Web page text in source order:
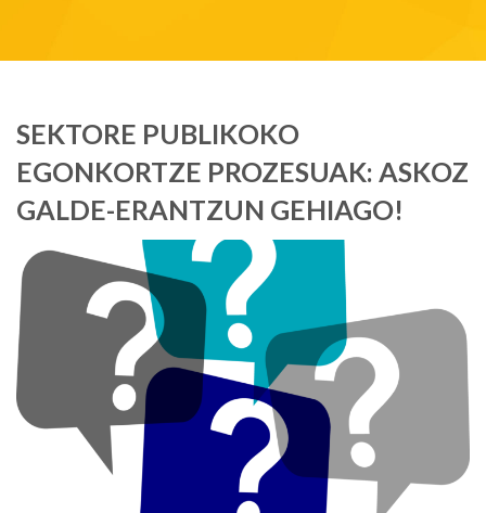
SEKTORE PUBLIKOKO
EGONKORTZE PROZESUAK: ASKOZ
GALDE-ERANTZUN GEHIAGO!